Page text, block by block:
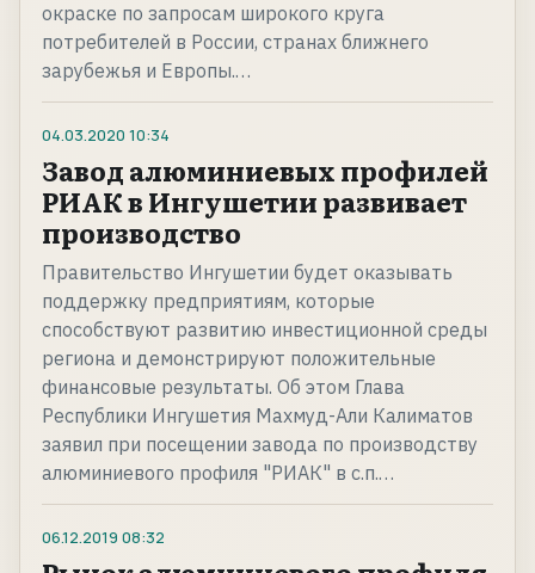
окраске по запросам широкого круга
потребителей в России, странах ближнего
зарубежья и Европы.…
04.03.2020 10:34
Завод алюминиевых профилей
РИАК в Ингушетии развивает
производство
Правительство Ингушетии будет оказывать
поддержку предприятиям, которые
способствуют развитию инвестиционной среды
региона и демонстрируют положительные
финансовые результаты. Об этом Глава
Республики Ингушетия Махмуд-Али Калиматов
заявил при посещении завода по производству
алюминиевого профиля "РИАК" в с.п.…
06.12.2019 08:32